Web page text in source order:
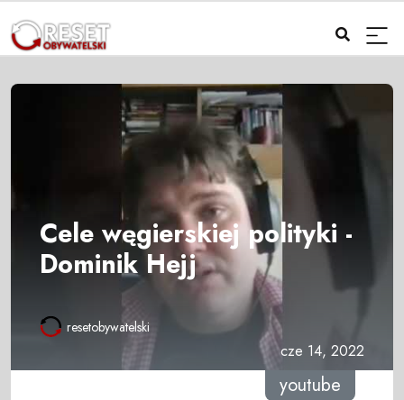
Cele węgierskiej polityki -
Dominik Hejj
resetobywatelski
cze 14, 2022
youtube